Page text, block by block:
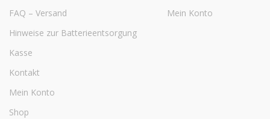
FAQ – Versand
Hinweise zur Batterieentsorgung
Kasse
Kontakt
Mein Konto
Shop
Mein Konto